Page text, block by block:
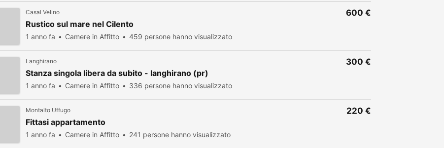
Casal Velino
Rustico sul mare nel Cilento
1 anno fa Camere in Affitto 459 persone hanno visualizzato
600 €
Langhirano
Stanza singola libera da subito - langhirano (pr)
1 anno fa Camere in Affitto 336 persone hanno visualizzato
300 €
Montalto Uffugo
Fittasi appartamento
1 anno fa Camere in Affitto 241 persone hanno visualizzato
220 €